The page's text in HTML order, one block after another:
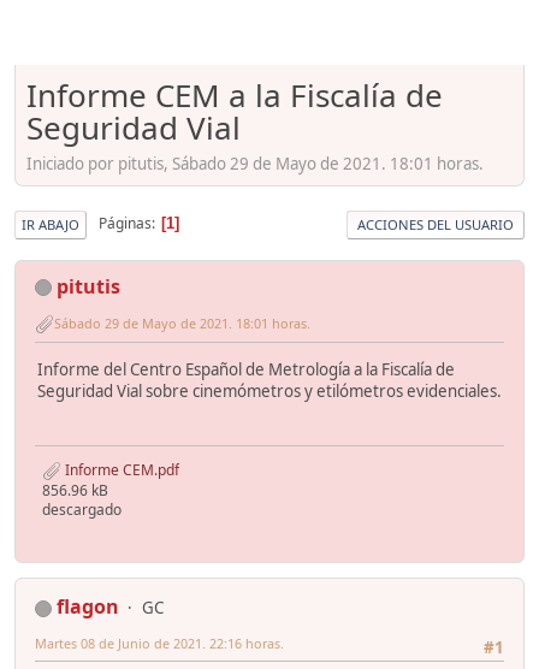
Informe CEM a la Fiscalía de
Seguridad Vial
Iniciado por pitutis, Sábado 29 de Mayo de 2021. 18:01 horas.
IR ABAJO Páginas 1 ACCIONES DEL USUARIO
pitutis
Sábado 29 de Mayo de 2021. 18:01 horas.
Informe del Centro Español de Metrología a la Fiscalía de
Seguridad Vial sobre cinemómetros y etilómetros evidenciales.
Informe CEM.pdf
856.96 kB
descargado
flagon
GC
#1
Martes 08 de Junio de 2021. 22:16 horas.